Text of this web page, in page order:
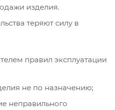
изделия.
теряют силу в
правил эксплуатации
не по назначению;
неправильного